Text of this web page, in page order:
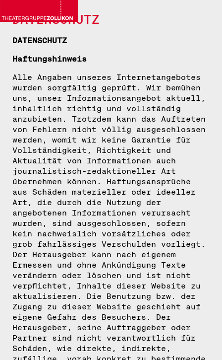
DATENSCHUTZ
DATENSCHUTZ
Haftungshinweis
Alle Angaben unseres Internetangebotes
wurden sorgfältig geprüft. Wir bemühen
uns, unser Informationsangebot aktuell,
inhaltlich richtig und vollständig
anzubieten. Trotzdem kann das Auftreten
von Fehlern nicht völlig ausgeschlossen
werden, womit wir keine Garantie für
Vollständigkeit, Richtigkeit und
Aktualität von Informationen auch
journalistisch-redaktioneller Art
übernehmen können. Haftungsansprüche
aus Schäden materieller oder ideeller
Art, die durch die Nutzung der
angebotenen Informationen verursacht
wurden, sind ausgeschlossen, sofern
kein nachweislich vorsätzliches oder
grob fahrlässiges Verschulden vorliegt.
Der Herausgeber kann nach eigenem
Ermessen und ohne Ankündigung Texte
verändern oder löschen und ist nicht
verpflichtet, Inhalte dieser Website zu
aktualisieren. Die Benutzung bzw. der
Zugang zu dieser Website geschieht auf
eigene Gefahr des Besuchers. Der
Herausgeber, seine Auftraggeber oder
Partner sind nicht verantwortlich für
Schäden, wie direkte, indirekte,